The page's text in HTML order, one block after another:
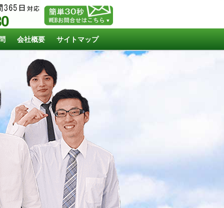
会社概要 サイトマップ